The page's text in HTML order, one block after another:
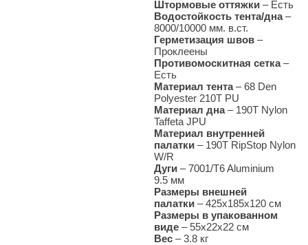
Штормовые оттяжки – Есть
Водостойкость тента/дна–
8000/10000 мм. в.ст.
Герметизация швов –
Проклеены
Противомоскитная сетка–
Есть
Материал тента– 68 Den
Polyester 210T PU
Материал дна– 190T Nylon
Taffeta JPU
Материал внутренней
палатки – 190T RipStop Nylon
W/R
Дуги – 7001/T6 Aluminium
9.5 мм
Размеры внешней
палатки – 425х185х120 см
Размеры в упакованном
виде – 55х22x22 см
Вес – 3.8 кг